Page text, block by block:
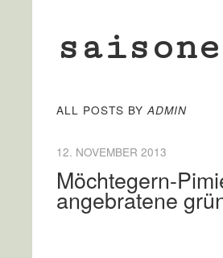
ALL POSTS BYADMIN
12. NOVEMBER 2013
Möchtegern-
angebratene